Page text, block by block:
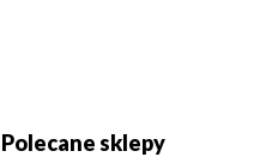
Polecane sklepy